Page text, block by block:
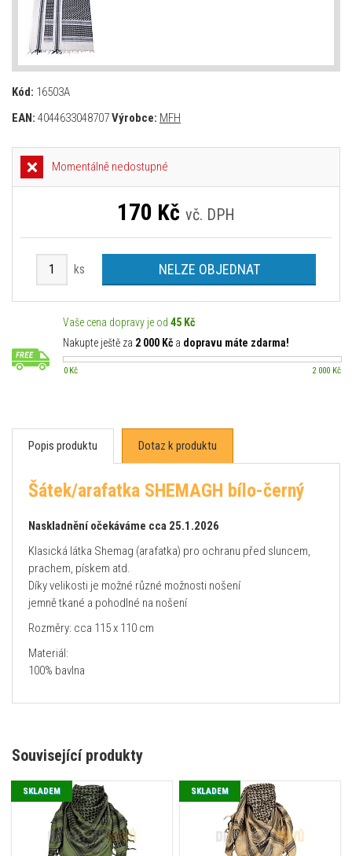
Kód: 16503A
EAN: 4044633048707Výrobce: MFH
Momentálně nedostupné
170 Kč vč. DPH
ks NELZE OBJEDNAT
Vaše cena dopravy je od 45 Kč
Nakupte ještě za 2 000 Kč a dopravu máte zdarma!
0 Kč 2 000 Kč
Popis produktu Dotaz k produktu
Šátek/arafatka SHEMAGH bílo-černý
Naskladnění očekáváme cca 25.1.2026
Klasická látka Shemag (arafatka) pro ochranu před sluncem,
prachem, pískem atd.
Díky velikosti je možné různé možnosti nošení
jemně tkané a pohodlné na nošení
Rozměry: cca 115 x 110 cm
Materiál:
100% bavlna
Související produkty
SKLADEM SKLADEM